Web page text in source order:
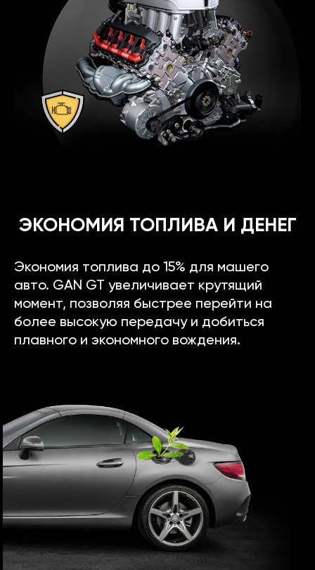
ЭКОНОМИЯ ТОПЛИВА И ДЕНЕГ
Экономия топлива до 15% для машего
авто. GAN GT увеличивает крутящий
момент, позволяя быстрее перейти на
более высокую передачу и добиться
плавного и экономного вождения.